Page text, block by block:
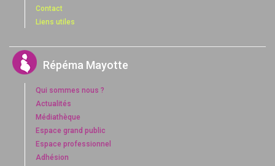
Contact
Liens utiles
Répéma Mayotte
Qui sommes nous ?
Actualités
Médiathèque
Espace grand public
Espace professionnel
Adhésion